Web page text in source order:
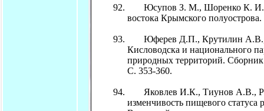
Юсупов З. М., Шоренко К. И.
востока Крымского
Юферев Д.П., Крутилин А.В.,
Кисловодска и национального
природных территорий.
С. 353-360.
Яковлев И.К., Тиунов А.В.,
изменчивость пищевого